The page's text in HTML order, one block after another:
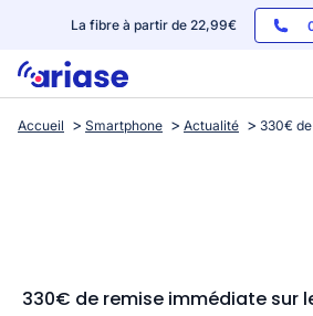
La fibre à partir de 22,99€
Box internet
Streaming
Accueil Smartphone Actualité 330€
330€ de remise immédiate sur